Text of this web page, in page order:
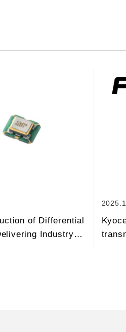
of Differential
Industry…